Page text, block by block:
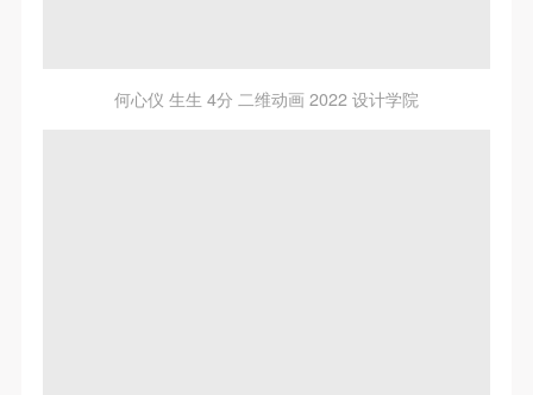
何心仪 生生 4分 二维动画 2022 设计学院